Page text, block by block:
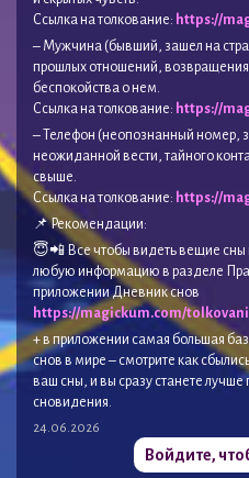
Ссылка на толкование: https://
– Мужчина (бывший, зашел на
прошлых отношений,
беспокойства о нем.
Ссылка на толкование: https://
– Телефон (неопознанный номер,
неожиданной вести, тайного
свыше.
Ссылка на толкование: https://
📌 Рекомендации:
😇📲 Все чтобы видеть вещие сны
любую информацию в разделе
приложении Дневник снов
https://magickum.com/
+ в приложении самая большая
снов в мире – смотрите как
ваш сны, и вы сразу станете лучше
сновидения.
24.06.2026
Войдите,